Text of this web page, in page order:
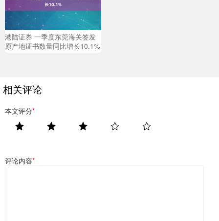
港陆证券 一季度东莞海关签发
原产地证书数量同比增长10.1%
相关评论
本文评分*
评论内容*